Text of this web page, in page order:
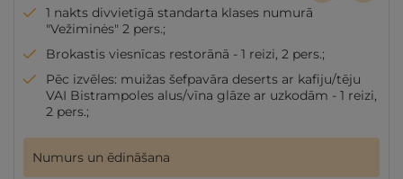
1 nakts divvietīgā standarta klases numurā
"Vežiminės" 2 pers.;
Brokastis viesnīcas restorānā - 1 reizi, 2 pers.;
Pēc izvēles: muižas šefpavāra deserts ar kafiju/tēju
VAI Bistrampoles alus/vīna glāze ar uzkodām - 1 reizi,
2 pers.;
Numurs un ēdināšana